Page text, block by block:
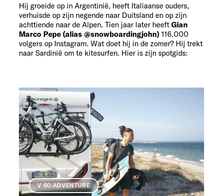
Hij groeide op in Argentinië, heeft Italiaanse ouders,
verhuisde op zijn negende naar Duitsland en op zijn
achttiende naar de Alpen. Tien jaar later heeft Gian
Marco Pepe (alias @snowboardingjohn) 116.000
volgers op Instagram. Wat doet hij in de zomer? Hij trekt
naar Sardinië om te kitesurfen. Hier is zijn spotgids:
V 60 ADVENTURE